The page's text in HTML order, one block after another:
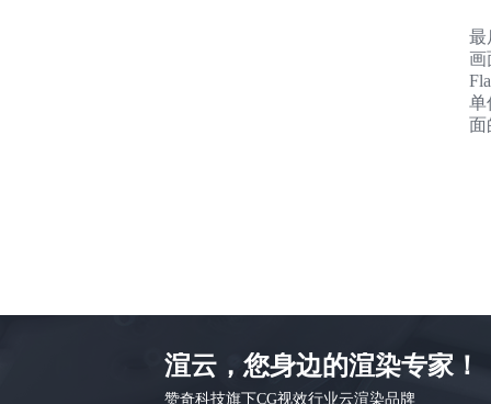
最
画
单
面
渲云，您身边的渲染专家！
赞奇科技旗下CG视效行业云渲染品牌